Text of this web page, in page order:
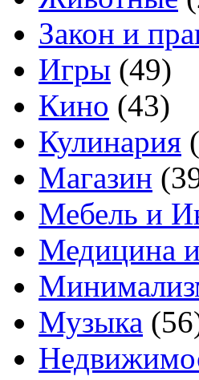
Закон и
Игры (49)
Кино (43)
Кулинария
Магазин
Мебель и
Медицина
Музыка